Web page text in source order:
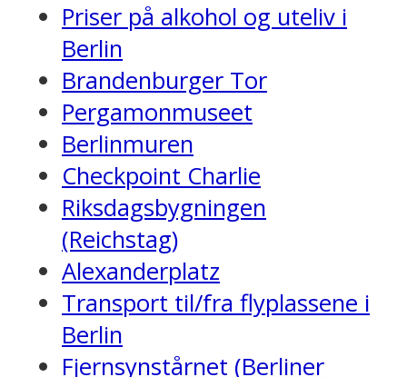
Priser på alkohol og uteliv i
Berlin
Brandenburger Tor
Pergamonmuseet
Berlinmuren
Checkpoint Charlie
Riksdagsbygningen
(Reichstag)
Alexanderplatz
Transport til/fra flyplassene i
Berlin
Fjernsynstårnet (Berliner